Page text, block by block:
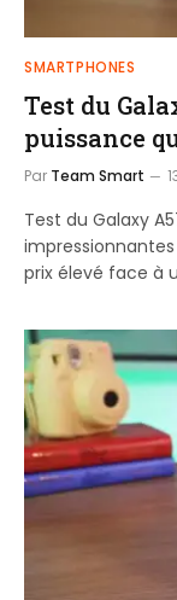
SMARTPHONES
Test du
puissance
Par Team Smart
Test du Galaxy
prix élevé face à